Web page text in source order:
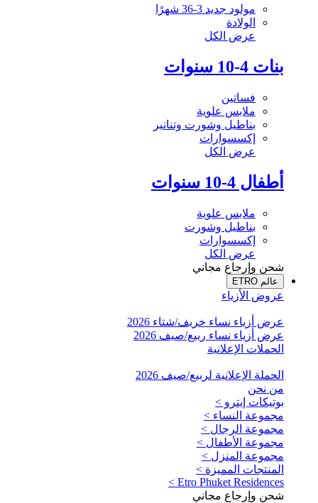
مولود جديد 3-36 شهرًا
الولادة
عرض الكل
بنات 4-10 سنوات
فساتين
ملابس علوية
بناطيل وشورت وتنانير
إكسسوارات
عرض الكل
أطفال 4-10 سنوات
ملابس علوية
بناطيل وشورت
إكسسوارات
عرض الكل
شحن وإرجاع مجاني
عالم ETRO
عروض الأزياء
عرض أزياء نساء خريف/شتاء 2026
عرض أزياء نساء ربيع/صيف 2026
الحملات الإعلانية
الحملة الإعلانية لربيع/صيف 2026
من نحن
بوتيكات إيترو >
مجموعة النساء >
مجموعة الرجال >
مجموعة الأطفال >
مجموعة المنزل >
المنتجات المميزة >
Etro Phuket Residences >
شحن وإرجاع مجاني